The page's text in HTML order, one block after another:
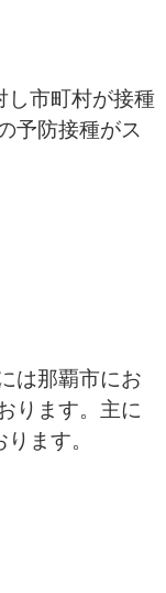
し市町村が接種
予防接種がス
は那覇市にお
ります。主に
ます。